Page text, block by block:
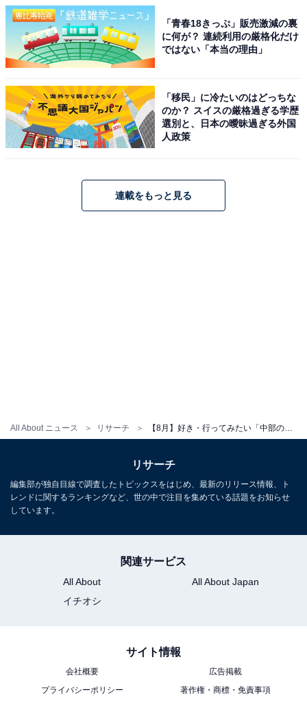
All About ニュース リサーチ 【8月】好き・行ってみたい「中部の花火大会」ランキング！ 2位「とうろう流しと大花火大会」、1位は？
「青春18きっぷ」販売激減の裏
に何が？ 連続利用の厳格化だけ
ではない「本当の理由」
「移民」に冷たいのはどっちな
のか？ スイスの厳格過ぎる学歴
選別と、日本の曖昧過ぎる外国
人政策
連載をもっと見る
リサーチ
編集部が独自目線で調査したトピックスをはじめ、最新のリリース情報、ト
レンドに関するランキングなど、世の中で注目を集めている話題をお知らせ
しています。
関連サービス
All About
All About Japan
イチオシ
サイト情報
会社概要
広告掲載
プライバシーポリシー
著作権・商標・免責事項